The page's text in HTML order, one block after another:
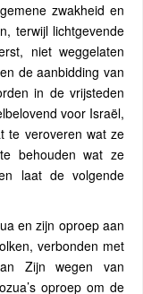
zwakheid en
terwijl lichtgevende
niet weggelaten
de aanbidding van
in de vrijsteden
voor Israël,
te veroveren wat ze
behouden wat ze
laat de volgende
en zijn oproep aan
verbonden met
Zijn wegen van
oproep om de